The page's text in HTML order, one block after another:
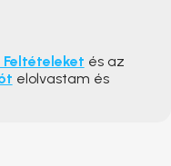
és az
elolvastam és